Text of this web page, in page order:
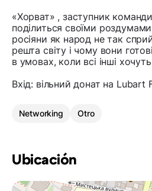
«Хорват» , заступник
поділиться своїми
росіяни як народ не так
решта світу і чому вони
в умовах, коли всі інші хочуть
Вхід: вільний донат на Lubart
Networking Otro
Ubicación